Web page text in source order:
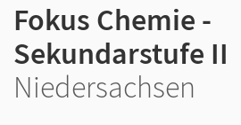
Fokus Chemie -
Sekundarstufe II
Niedersachsen